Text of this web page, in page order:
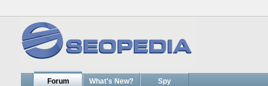
Forum What's New? Spy